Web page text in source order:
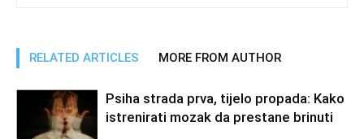
RELATED ARTICLES MORE FROM AUTHOR
Psiha strada prva, tijelo propada: Kako
istrenirati mozak da prestane brinuti